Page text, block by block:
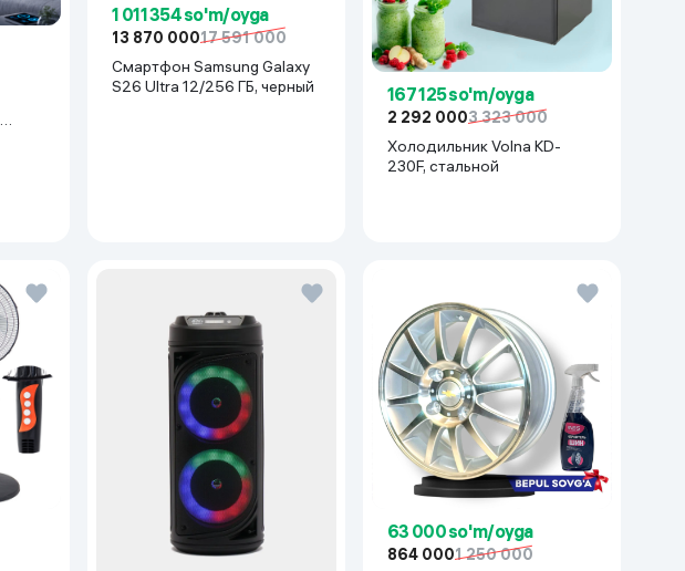
1 011 354 so'm/oyga
13 870 00017 591 000
Смартфон Samsung Galaxy
S26 Ultra 12/256 ГБ, черный
167 125 so'm/oyga
2 292 0003 323 000
Холодильник Volna KD-
230F, стальной
63 000 so'm/oyga
864 0001 250 000